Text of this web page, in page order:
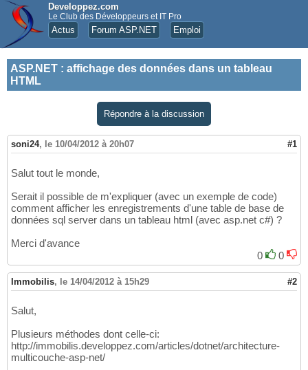
Developpez.com
Le Club des Développeurs et IT Pro
Actus Forum ASP.NET Emploi
ASP.NET : affichage des données dans un tableau
HTML
Répondre à la discussion
soni24, le 10/04/2012 à 20h07 #1
Salut tout le monde,
Serait il possible de m'expliquer (avec un exemple de code)
comment afficher les enregistrements d'une table de base de
données sql server dans un tableau html (avec asp.net c#) ?
Merci d'avance
0
0
Immobilis, le 14/04/2012 à 15h29 #2
Salut,
Plusieurs méthodes dont celle-ci:
http://immobilis.developpez.com/articles/dotnet/architecture-
multicouche-asp-net/